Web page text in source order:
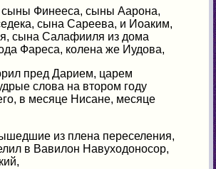
сыны Финееса, сыны Аарона,
сына Сареева, и Иоаким,
сына Салафииля из дома
Фареса, колена же Иудова,
пред Дарием, царем
слова на втором году
в месяце Нисане, месяце
из плена переселения,
в Вавилон Навуходоносор,